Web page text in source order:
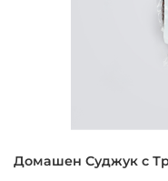
Домашен Суджук с